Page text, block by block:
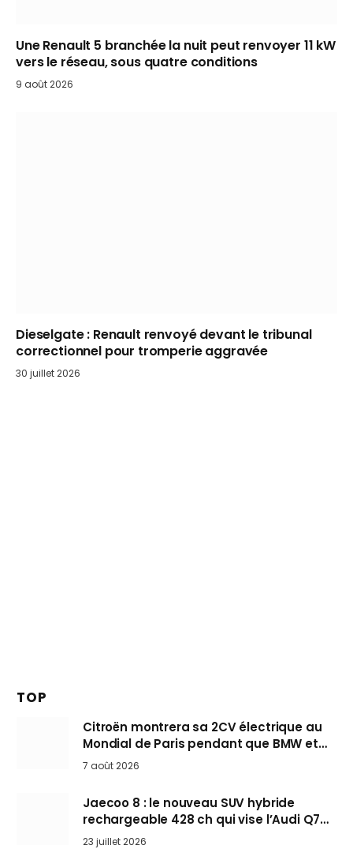
Une Renault 5 branchée la nuit peut renvoyer 11 kW
vers le réseau, sous quatre conditions
9 août 2026
Dieselgate : Renault renvoyé devant le tribunal
correctionnel pour tromperie aggravée
30 juillet 2026
TOP
Citroën montrera sa 2CV électrique au
Mondial de Paris pendant que BMW et
Mini désertent le salon
7 août 2026
Jaecoo 8 : le nouveau SUV hybride
rechargeable 428 ch qui vise l’Audi Q7
arrive en Europe cet automne
23 juillet 2026